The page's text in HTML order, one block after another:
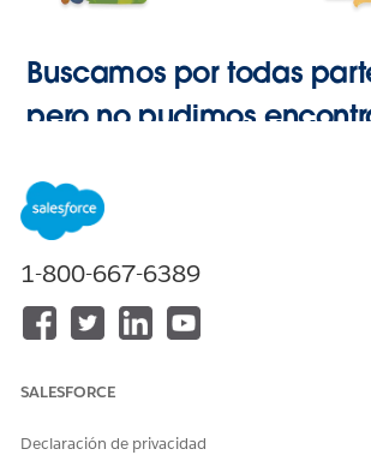
Buscamos por todas
pero no pudimos
1-800-667-6389
SALESFORCE
Declaración de privacidad